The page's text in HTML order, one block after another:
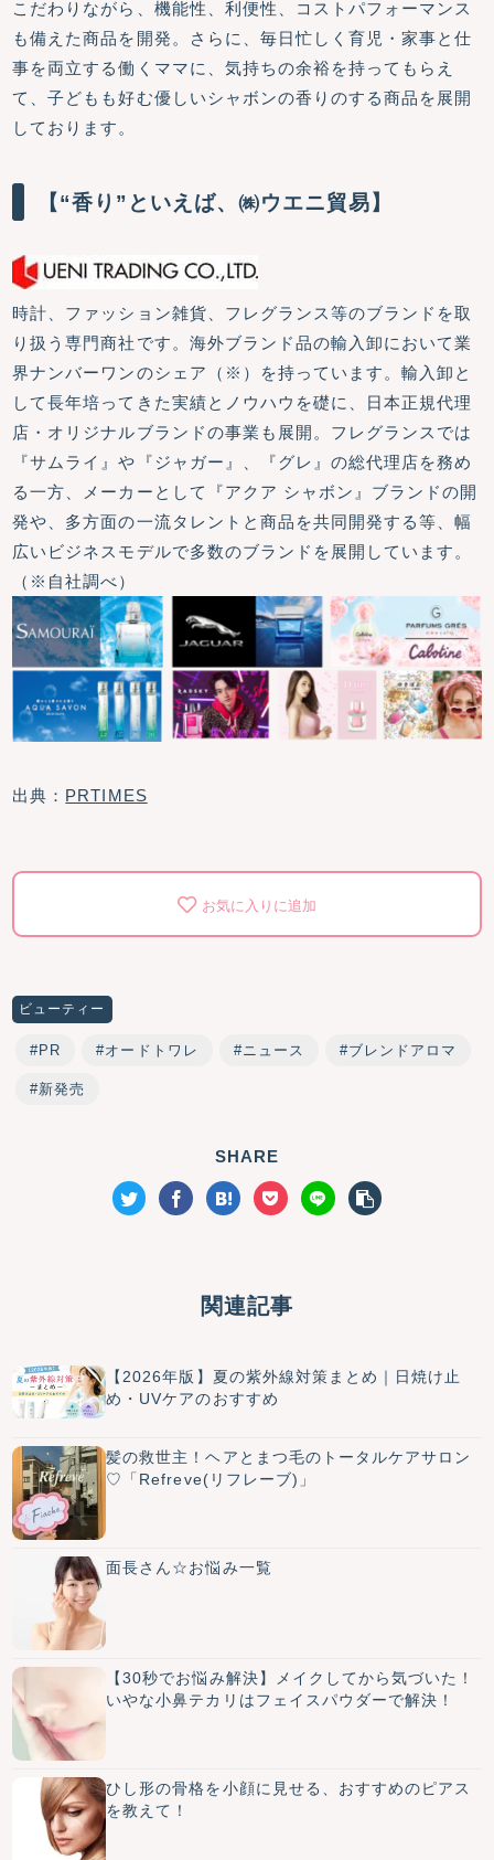
こだわりながら、機能性、利便性、コストパフォーマンス
も備えた商品を開発。さらに、毎日忙しく育児・家事と仕
事を両立する働くママに、気持ちの余裕を持ってもらえ
て、子どもも好む優しいシャボンの香りのする商品を展開
しております。
【“香り”といえば、㈱ウエニ貿易】
時計、ファッション雑貨、フレグランス等のブランドを取
り扱う専門商社です。海外ブランド品の輸入卸において業
界ナンバーワンのシェア（※）を持っています。輸入卸と
して長年培ってきた実績とノウハウを礎に、日本正規代理
店・オリジナルブランドの事業も展開。フレグランスでは
『サムライ』や『ジャガー』、『グレ』の総代理店を務め
る一方、メーカーとして『アクア シャボン』ブランドの開
発や、多方面の一流タレントと商品を共同開発する等、幅
広いビジネスモデルで多数のブランドを展開しています。
（※自社調べ）
出典： PRTIMES
お気に入りに追加
ビューティー
PR オードトワレ ニュース ブレンドアロマ
新発売
SHARE
関連記事
【2026年版】夏の紫外線対策まとめ｜日焼け止
め・UVケアのおすすめ
髪の救世主！ヘアとまつ毛のトータルケアサロン
♡「Refreve(リフレーブ)」
面長さん☆お悩み一覧
【30秒でお悩み解決】メイクしてから気づいた！
いやな小鼻テカリはフェイスパウダーで解決！
ひし形の骨格を小顔に見せる、おすすめのピアス
を教えて！